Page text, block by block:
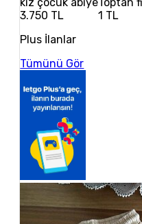
3.750 TL
1 TL
Plus İlanlar
Tümünü Gör